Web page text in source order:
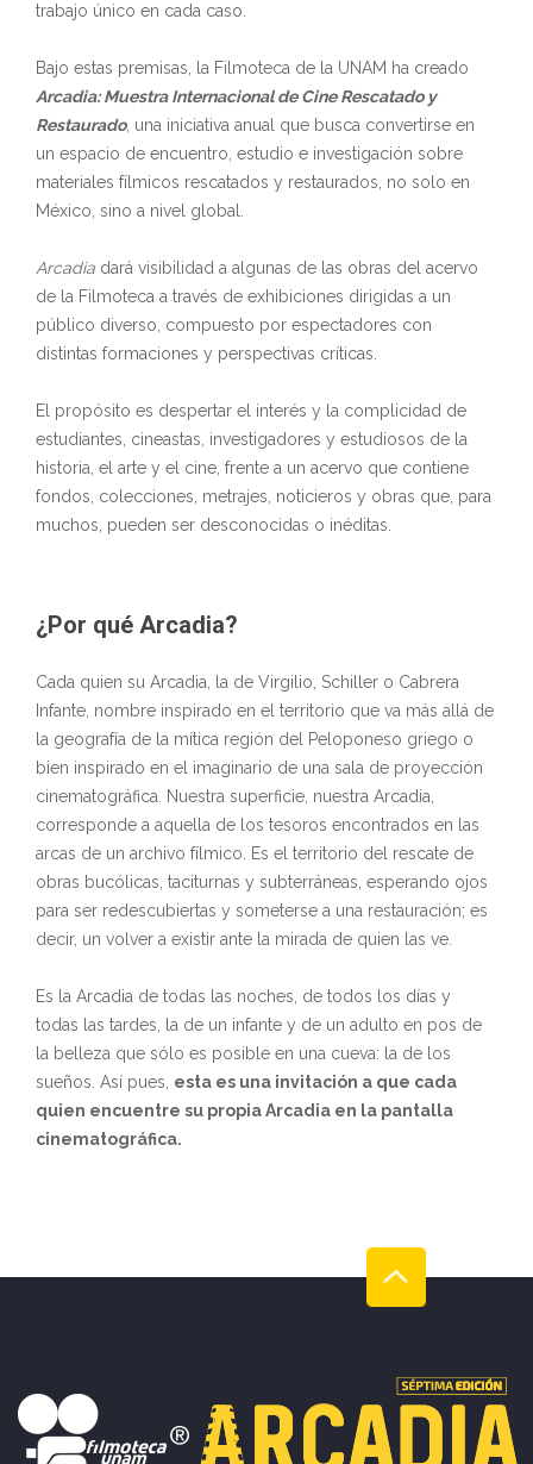
trabajo único en cada caso.
Bajo estas premisas, la Filmoteca de la UNAM ha creado
Arcadia: Muestra Internacional de Cine Rescatado y
Restaurado, una iniciativa anual que busca convertirse en
un espacio de encuentro, estudio e investigación sobre
materiales fílmicos rescatados y restaurados, no solo en
México, sino a nivel global.
Arcadia dará visibilidad a algunas de las obras del acervo
de la Filmoteca a través de exhibiciones dirigidas a un
público diverso, compuesto por espectadores con
distintas formaciones y perspectivas críticas.
El propósito es despertar el interés y la complicidad de
estudiantes, cineastas, investigadores y estudiosos de la
historia, el arte y el cine, frente a un acervo que contiene
fondos, colecciones, metrajes, noticieros y obras que, para
muchos, pueden ser desconocidas o inéditas.
¿Por qué Arcadia?
Cada quien su Arcadia, la de Virgilio, Schiller o Cabrera
Infante, nombre inspirado en el territorio que va más allá de
la geografía de la mítica región del Peloponeso griego o
bien inspirado en el imaginario de una sala de proyección
cinematográfica. Nuestra superficie, nuestra Arcadia,
corresponde a aquella de los tesoros encontrados en las
arcas de un archivo fílmico. Es el territorio del rescate de
obras bucólicas, taciturnas y subterráneas, esperando ojos
para ser redescubiertas y someterse a una restauración; es
decir, un volver a existir ante la mirada de quien las ve.
Es la Arcadia de todas las noches, de todos los días y
todas las tardes, la de un infante y de un adulto en pos de
la belleza que sólo es posible en una cueva: la de los
sueños. Así pues, esta es una invitación a que cada
quien encuentre su propia Arcadia en la pantalla
cinematográfica.